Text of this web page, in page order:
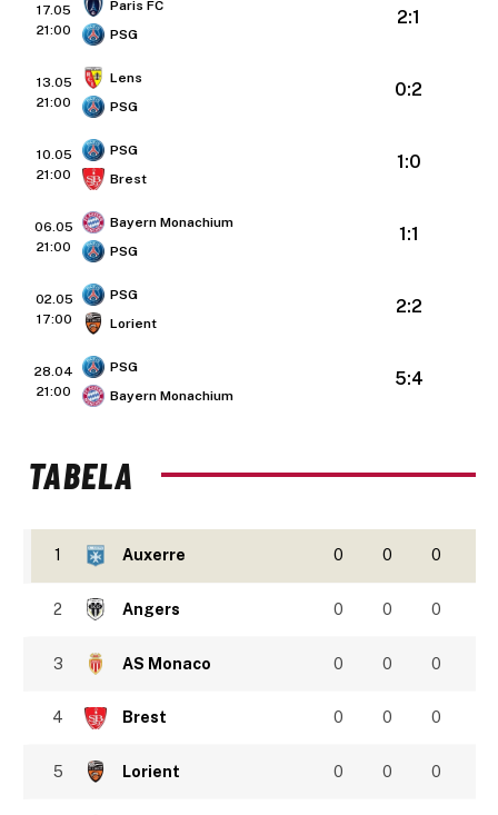
17.05
21:00
Paris FC
PSG
2:1
13.05
21:00
Lens
PSG
0:2
10.05
21:00
PSG
Brest
1:0
06.05
21:00
Bayern Monachium
PSG
1:1
02.05
17:00
PSG
Lorient
2:2
28.04
21:00
PSG
Bayern Monachium
5:4
TABELA
1 Auxerre 0 0 0
2 Angers 0 0 0
3 AS Monaco 0 0 0
4 Brest 0 0 0
5 Lorient 0 0 0